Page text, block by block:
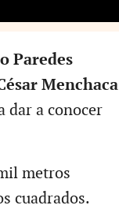
Paredes
Menchaca
dar a conocer
metros
cuadrados.